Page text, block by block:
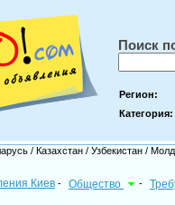
Поиск
Регион:
Категория:
/ Казахстан / Узбекистан /
Киев - Общество -